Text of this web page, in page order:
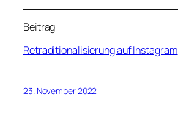
Beitrag
Retraditionalisierung auf Instagram
23. November 2022